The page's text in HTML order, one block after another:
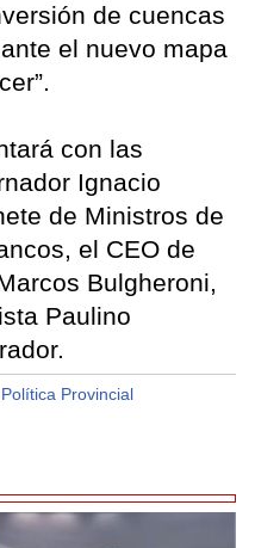
de cuencas
el nuevo mapa
con las
Ignacio
de Ministros de
el CEO de
Bulgheroni,
Paulino
Política Provincial